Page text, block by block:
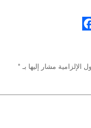
الإلزامية مشار إليها بـ *